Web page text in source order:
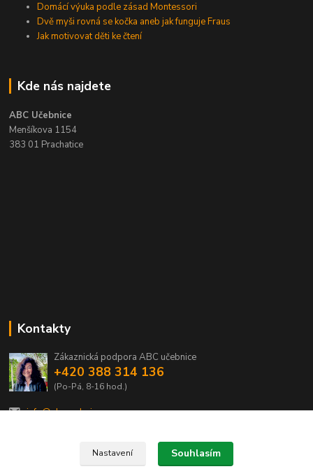
Domácí výuka podle zásad Montessori
Dvě myši rovná se kočka aneb jak funguje Fraus
Jak motivovat děti ke čtení
Kde nás najdete
ABC Učebnice
Menšíkova 1154
383 01 Prachatice
Kontakty
Zákaznická podpora ABC učebnice
+420 388 314 136
(Po-Pá, 8-16 hod.)
info@abcucebnice.cz
Nastavení Souhlasím